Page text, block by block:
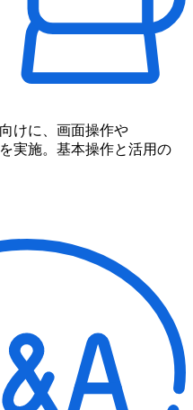
けに、 画面操作や
実施。 基本操作と活用の